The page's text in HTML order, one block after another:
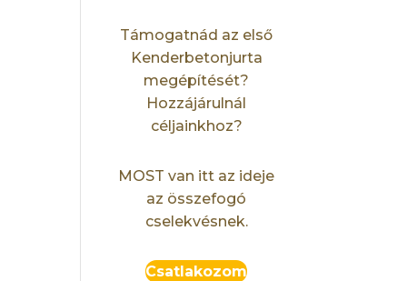
Támogatnád az első
Kenderbetonjurta
megépítését?
Hozzájárulnál
céljainkhoz?
MOST van itt az ideje
az összefogó
cselekvésnek.
Csatlakozom